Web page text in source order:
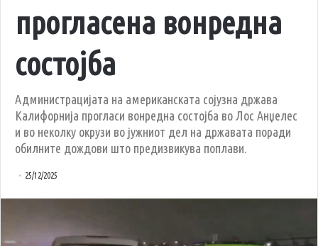
прогласена вонредна
состојба
Администрацијата на американската сојузна држава
Калифорнија прогласи вонредна состојба во Лос Анџелес
и во неколку окрузи во јужниот дел на државата поради
обилните дождови што предизвикува поплави.
25/12/2025